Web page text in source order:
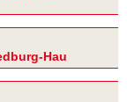
Hau